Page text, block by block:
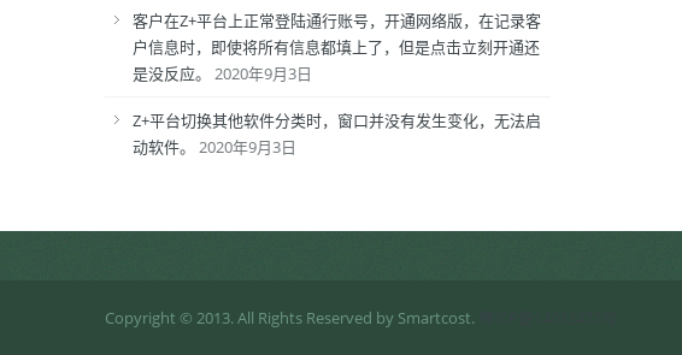
客户在Z+平台上正常登陆通行账号，开通网络版，在记录客
户信息时，即使将所有信息都填上了，但是点击立刻开通还
是没反应。
2020年9月3日
Z+平台切换其他软件分类时，窗口并没有发生变化，无法启
动软件。
2020年9月3日
Copyright © 2013. All Rights Reserved by Smartcost.